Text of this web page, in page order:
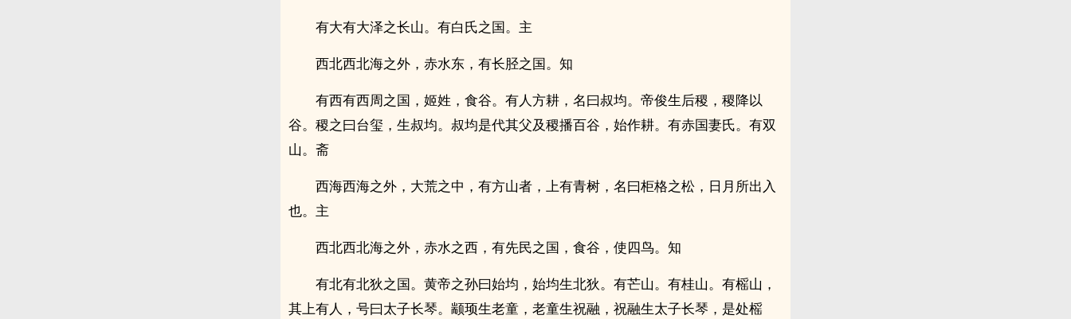
有大有大泽之长山。有白氏之国。主
西北西北海之外，赤水东，有长胫之国。知
有西有西周之国，姬姓，食谷。有人方耕，名曰叔均。帝俊生后稷，稷降以
谷。稷之曰台玺，生叔均。叔均是代其父及稷播百谷，始作耕。有赤国妻氏。有双
山。斋
西海西海之外，大荒之中，有方山者，上有青树，名曰柜格之松，日月所出入
也。主
西北西北海之外，赤水之西，有先民之国，食谷，使四鸟。知
有北有北狄之国。黄帝之孙曰始均，始均生北狄。有芒山。有桂山。有榣山，
其上有人，号曰太子长琴。颛顼生老童，老童生祝融，祝融生太子长琴，是处榣